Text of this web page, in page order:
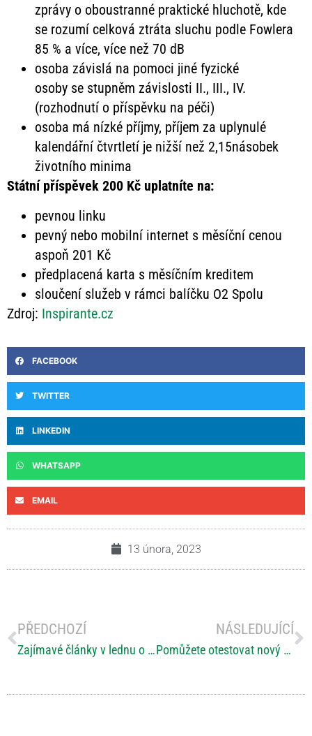
zprávy o oboustranné praktické hluchotě, kde
se rozumí celková ztráta sluchu podle Fowlera
85 % a více, více než 70 dB
osoba závislá na pomoci jiné fyzické
osoby se stupněm závislosti II., III., IV.
(rozhodnutí o příspěvku na péči)
osoba má nízké příjmy, příjem za uplynulé
kalendářní čtvrtletí je nižší než 2,15násobek
životního minima
Státní příspěvek 200 Kč uplatníte na:
pevnou linku
pevný nebo mobilní internet s měsíční cenou
aspoň 201 Kč
předplacená karta s měsíčním kreditem
sloučení služeb v rámci balíčku O2 Spolu
Zdroj: Inspirante.cz
FACEBOOK
TWITTER
LINKEDIN
WHATSAPP
EMAIL
13 února, 2023
PŘEDCHOZÍ
Zajímavé články v lednu o RS nejen na českých portálech a v médiích
NÁSLEDUJÍCÍ
Pomůžete otestovat nový navigační systém hlavního města Prahy?